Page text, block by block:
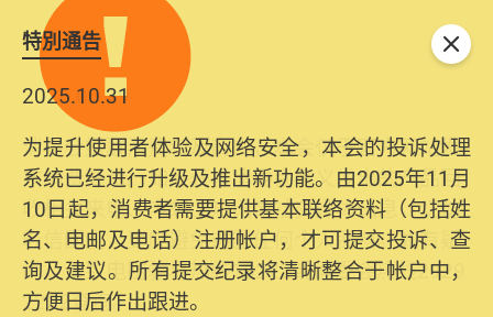
特別通告
2025.10.31
为提升使用者体验及网络安全，本会的投诉处理
系统已经进行升级及推出新功能。由2025年11月
10日起，消费者需要提供基本联络资料（包括姓
名、电邮及电话）注册帐户，才可提交投诉、查
询及建议。所有提交纪录将清晰整合于帐户中，
方便日后作出跟进。
关闭